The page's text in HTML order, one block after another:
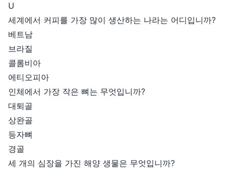
U
세계에서 커피를 가장 많이 생산하는 나라는 어디입니까?
베트남
브라질
콜롬비아
에티오피아
인체에서 가장 작은 뼈는 무엇입니까?
대퇴골
상완골
등자뼈
경골
세 개의 심장을 가진 해양 생물은 무엇입니까?